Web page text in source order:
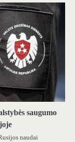
saugumo
naudai